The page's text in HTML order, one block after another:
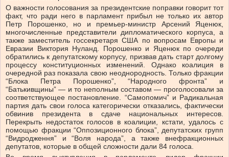
О важности голосования за президентские поправки говорит тот
факт, что ради него в парламент прибыл не только их автор
Петр Порошенко, но и премьер-министр Арсений Яценюк,
многочисленные представители дипломатического корпуса, а
также заместитель госсекретаря США по вопросам Европы и
Евразии Виктория Нуланд. Порошенко и Яценюк по очереди
обратились к депутатскому корпусу, призвав дать старт долгому
процессу конституционных изменений. Однако коалиция в
очередной раз показала свою неоднородность. Только фракции
“Блока Петра Порошенко”, “Народного фронта” и
“Батькивщины” — и то неполным составом — проголосовали за
соответствующее постановление. “Самопомич” и Радикальная
партия дать свои голоса категорически отказались, фактически
обвинив президента в сдаче национальных интересов.
Перекрыть недостаток голосов в коалиции, кстати, удалось с
помощью фракции “Оппозиционного блока”, депутатских групп
“Видродження” и “Воля народа”, а также внефракционных
депутатов, которые в общей сложности дали 84 голоса.